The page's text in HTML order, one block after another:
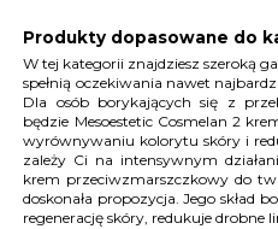
Produkty dopasowane do
W tej kategorii znajdziesz szeroką
spełnią oczekiwania nawet
Dla osób borykających się z
będzie Mesoestetic Cosmelan 2
wyrównywaniu kolorytu skóry i
zależy Ci na intensywnym
krem przeciwzmarszczkowy do
doskonała propozycja. Jego skład
regenerację skóry, redukuje drobne